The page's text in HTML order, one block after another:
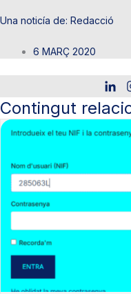
Redacció
6 MARÇ 2020
Contingut